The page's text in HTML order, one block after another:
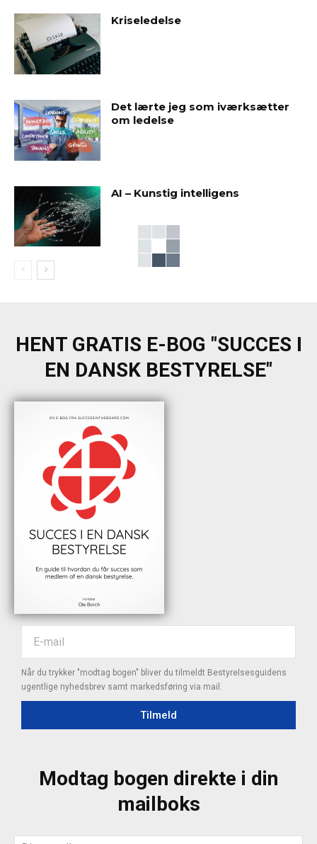
Kriseledelse
Det lærte jeg som iværksætter
om ledelse
AI – Kunstig intelligens
HENT GRATIS E-BOG "SUCCES I
EN DANSK BESTYRELSE"
Når du trykker "modtag bogen" bliver du tilmeldt Bestyrelsesguidens
ugentlige nyhedsbrev samt markedsføring via mail.
Tilmeld
Modtag bogen direkte i din
mailboks